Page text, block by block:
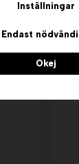
Inställningar
Endast
Okej